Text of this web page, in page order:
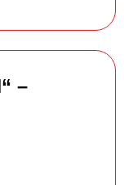
–